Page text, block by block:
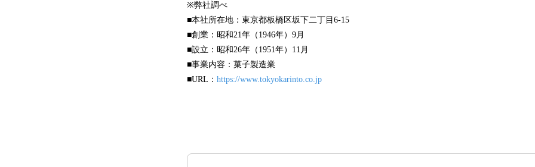
※弊社調べ
■本社所在地：東京都板橋区坂下二丁目6-15
■創業：昭和21年（1946年）9月
■設立：昭和26年（1951年）11月
■事業内容：菓子製造業
■URL： https://www.tokyokarinto.co.jp